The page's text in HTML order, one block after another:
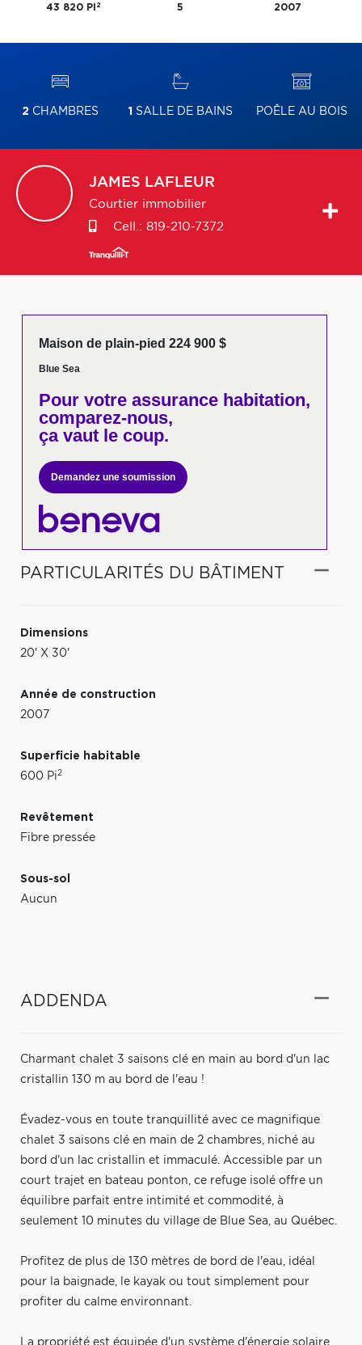
43 820 PI 2
5
2007
2 CHAMBRES 1 SALLE DE BAINS POÊLE AU BOIS
JAMES LAFLEUR
Courtier immobilier
Cell.: 819-210-7372
Maison de plain-pied 224 900 $
Blue Sea
Pour votreassurance habitation,
comparez-nous,
ça vaut le coup.
Demandez une soumission
PARTICULARITÉS DU BÂTIMENT
Dimensions
20' X 30'
Année de construction
2007
Superficie habitable
600 Pi2
Revêtement
Fibre pressée
Sous-sol
Aucun
ADDENDA
Charmant chalet 3 saisons clé en main au bord d'un lac
cristallin 130 m au bord de l'eau !
Évadez-vous en toute tranquillité avec ce magnifique
chalet 3 saisons clé en main de 2 chambres, niché au
bord d'un lac cristallin et immaculé. Accessible par un
court trajet en bateau ponton, ce refuge isolé offre un
équilibre parfait entre intimité et commodité, à
seulement 10 minutes du village de Blue Sea, au Québec.
Profitez de plus de 130 mètres de bord de l'eau, idéal
pour la baignade, le kayak ou tout simplement pour
profiter du calme environnant.
La propriété est équipée d'un système d'énergie solaire